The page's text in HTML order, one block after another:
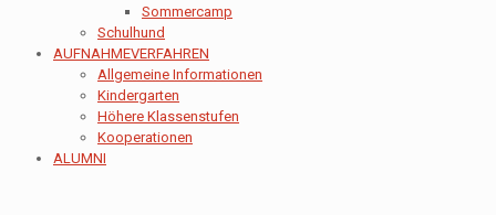
Sommercamp
Schulhund
AUFNAHMEVERFAHREN
Allgemeine Informationen
Kindergarten
Höhere Klassenstufen
Kooperationen
ALUMNI